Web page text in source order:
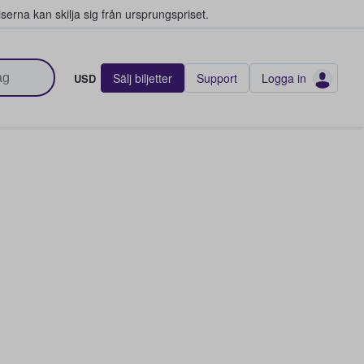
kan skilja sig från ursprungspriset.
USD Sälj biljetter Support Logga in